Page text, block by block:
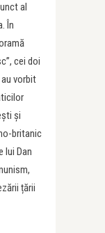
al
În
cei doi
vorbit
și
britanic
lui Dan
țării